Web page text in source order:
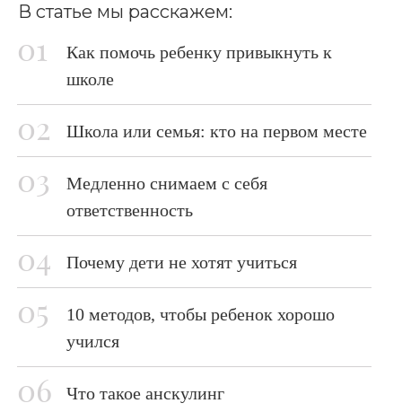
В статье мы расскажем:
Как помочь ребенку привыкнуть к
школе
Школа или семья: кто на первом месте
Медленно снимаем с себя
ответственность
Почему дети не хотят учиться
10 методов, чтобы ребенок хорошо
учился
Что такое анскулинг